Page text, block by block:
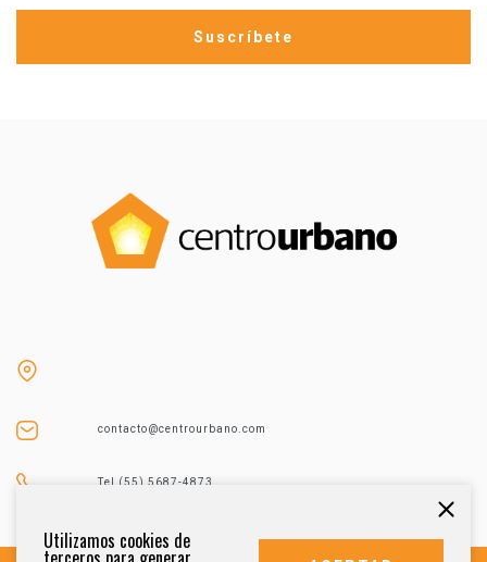
contacto@centrourbano.com
Tel (55) 5687-4873
Utilizamos cookies de